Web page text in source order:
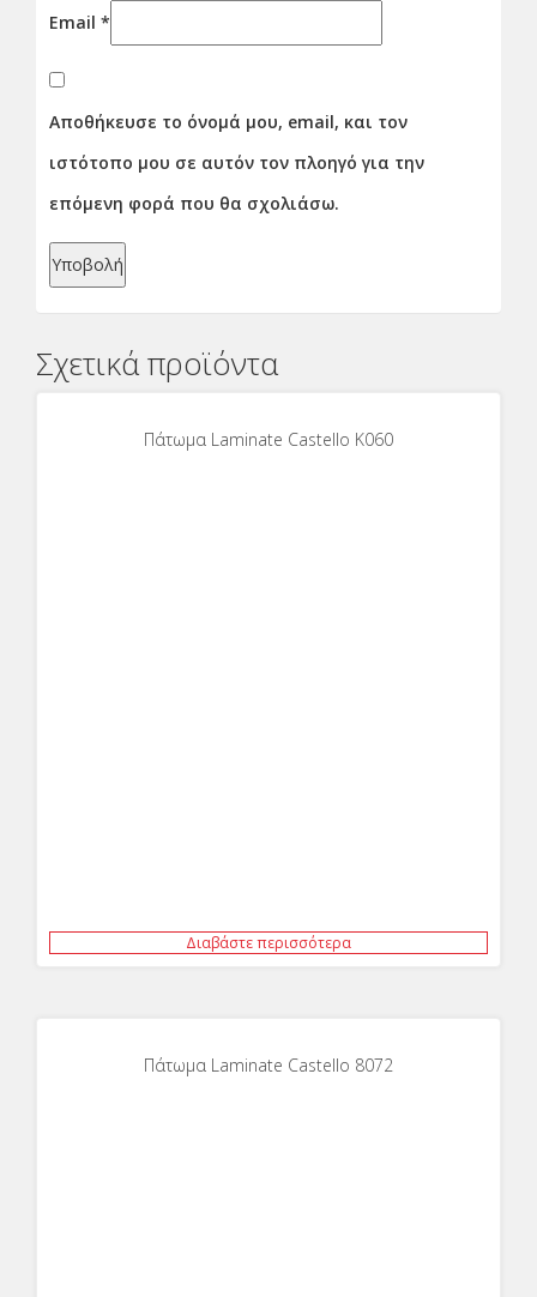
Email *
Αποθήκευσε το όνομά μου, email, και τον
ιστότοπο μου σε αυτόν τον πλοηγό για την
επόμενη φορά που θα σχολιάσω.
Σχετικά προϊόντα
Πάτωμα Laminate Castello K060
Διαβάστε περισσότερα
Πάτωμα Laminate Castello 8072